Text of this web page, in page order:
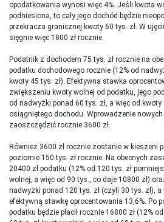
opodatkowania wynosi więc 4%. Jeśli kwota
podniesiona, to cały jego dochód będzie
przekracza granicznej kwoty 60 tys. zł. W
sięgnie więc 1800 zł rocznie.
Podatnik z dochodem 75 tys. zł rocznie na
podatku dochodowego rocznie (12% od
kwoty 45 tys. zł). Efektywna stawka
zwiększeniu kwoty wolnej od podatku, jego
od nadwyżki ponad 60 tys. zł, a więc od kwoty
osiągniętego dochodu. Wprowadzenie
zaoszczędzić rocznie 3600 zł.
Również 3600 zł rocznie zostanie w kieszeni
poziomie 150 tys. zł rocznie. Na obecnych
20400 zł podatku (12% od 120 tys. zł
wolnej, a więc od 90 tys., co daje 10800 zł)
nadwyżki ponad 120 tys. zł (czyli 30 tys. zł), a
efektywną stawkę oprocentowania 13,6%. Po
podatku będzie płacił rocznie 16800 zł (12%